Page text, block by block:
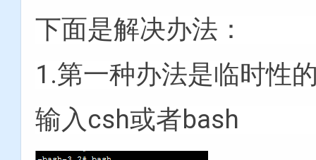
下面是解决办法：
1.第一种办法是临时性
输入csh或者bash